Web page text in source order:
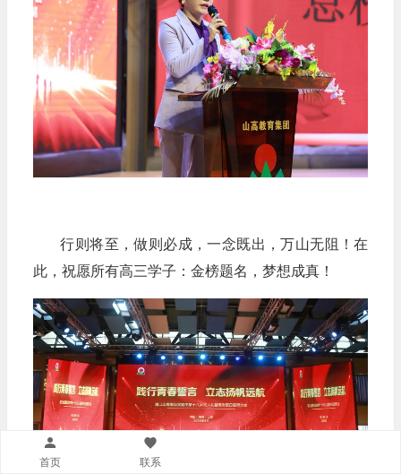
行则将至，做则必成，一念既出，万山无阻！在
此，祝愿所有高三学子：金榜题名，梦想成真！
首页 联系